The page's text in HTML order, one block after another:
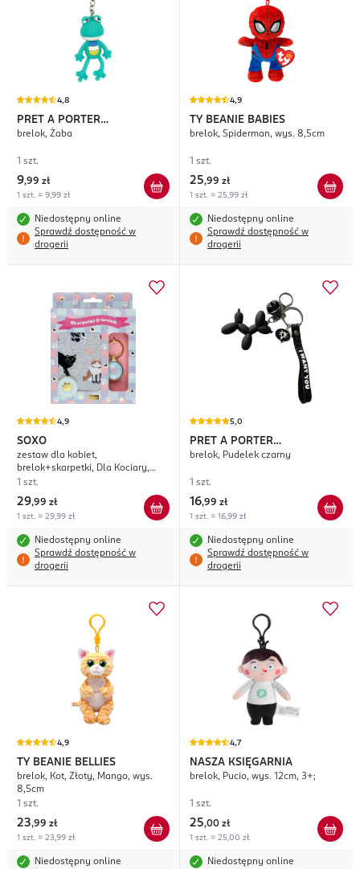
4,8
PRET A PORTER
ACCESSORIES
brelok, Żaba
1 szt.
9,99 zł
1 szt. = 9,99 zł
Niedostępny online
Sprawdź dostępność w
drogerii
4,9
TY BEANIE BABIES
brelok, Spiderman, wys. 8,5cm
1 szt.
25,99 zł
1 szt. = 25,99 zł
Niedostępny online
Sprawdź dostępność w
drogerii
4,9
SOXO
zestaw dla kobiet,
brelok+skarpetki, Dla Kociary,
rozm. 35-40
1 szt.
29,99 zł
1 szt. = 29,99 zł
Niedostępny online
Sprawdź dostępność w
drogerii
5,0
PRET A PORTER
ACCESSORIES
brelok, Pudelek czarny
1 szt.
16,99 zł
1 szt. = 16,99 zł
Niedostępny online
Sprawdź dostępność w
drogerii
4,9
TY BEANIE BELLIES
brelok, Kot, Złoty, Mango, wys.
8,5cm
1 szt.
23,99 zł
1 szt. = 23,99 zł
Niedostępny online
4,7
NASZA KSIĘGARNIA
brelok, Pucio, wys. 12cm, 3+;
1 szt.
25,00 zł
1 szt. = 25,00 zł
Niedostępny online